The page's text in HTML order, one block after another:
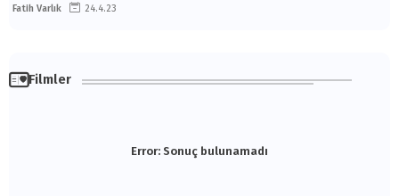
Fatih Varlık 24.4.23
Filmler
Error: Sonuç bulunamadı